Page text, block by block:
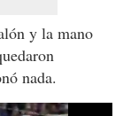
y la mano
nada.